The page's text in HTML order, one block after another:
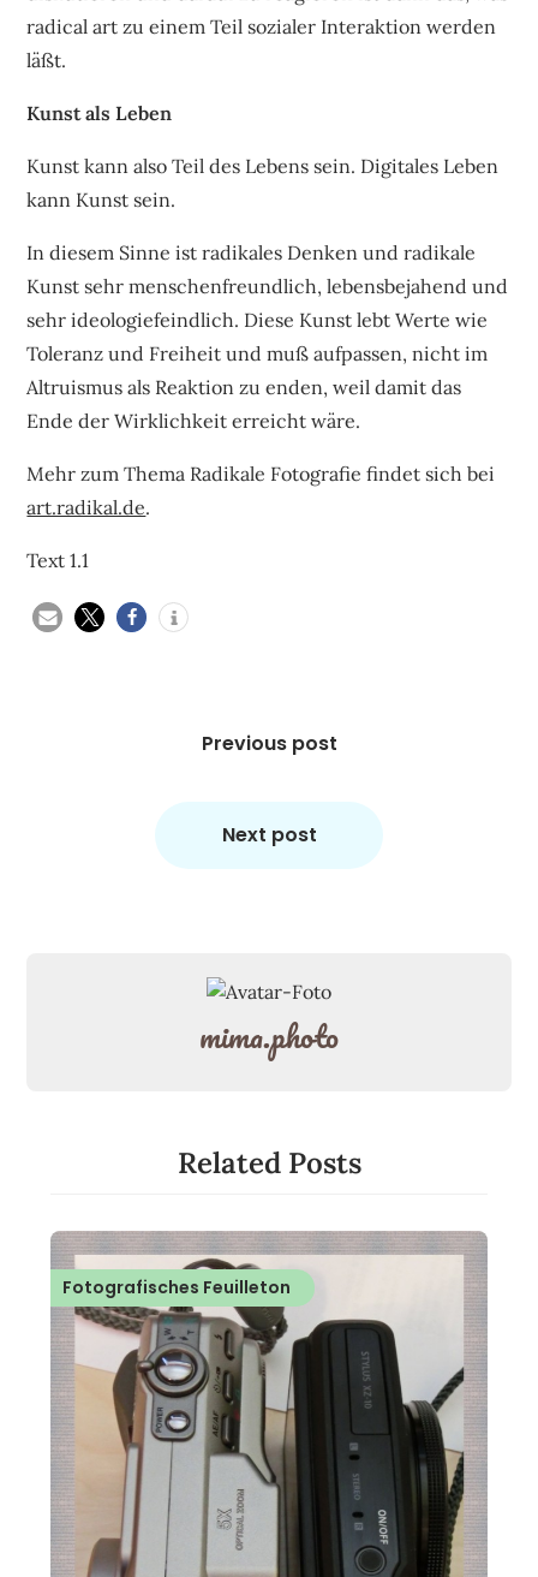
radical art zu einem Teil sozialer Interaktion werden
läßt.
Kunst als Leben
Kunst kann also Teil des Lebens sein. Digitales Leben
kann Kunst sein.
In diesem Sinne ist radikales Denken und radikale
Kunst sehr menschenfreundlich, lebensbejahend und
sehr ideologiefeindlich. Diese Kunst lebt Werte wie
Toleranz und Freiheit und muß aufpassen, nicht im
Altruismus als Reaktion zu enden, weil damit das
Ende der Wirklichkeit erreicht wäre.
Mehr zum Thema Radikale Fotografie findet sich bei
art.radikal.de.
Text 1.1
Previous post
Next post
mima.photo
Related Posts
Fotografisches Feuilleton